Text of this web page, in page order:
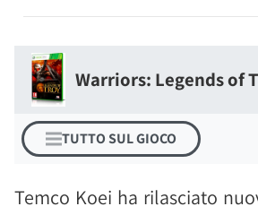
Warriors: Legends of
TUTTO SUL GIOCO
Temco Koei ha rilasciato